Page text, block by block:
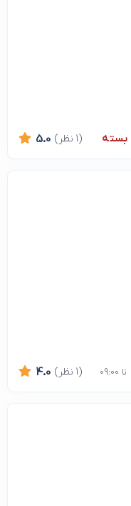
بسته 5.0 (1 نظر)
تا 09:00 4.0 (1 نظر)